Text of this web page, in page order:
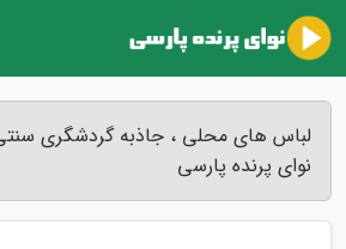
لباس های محلی ، جاذبه گردشگری
نوای پرنده پارسی